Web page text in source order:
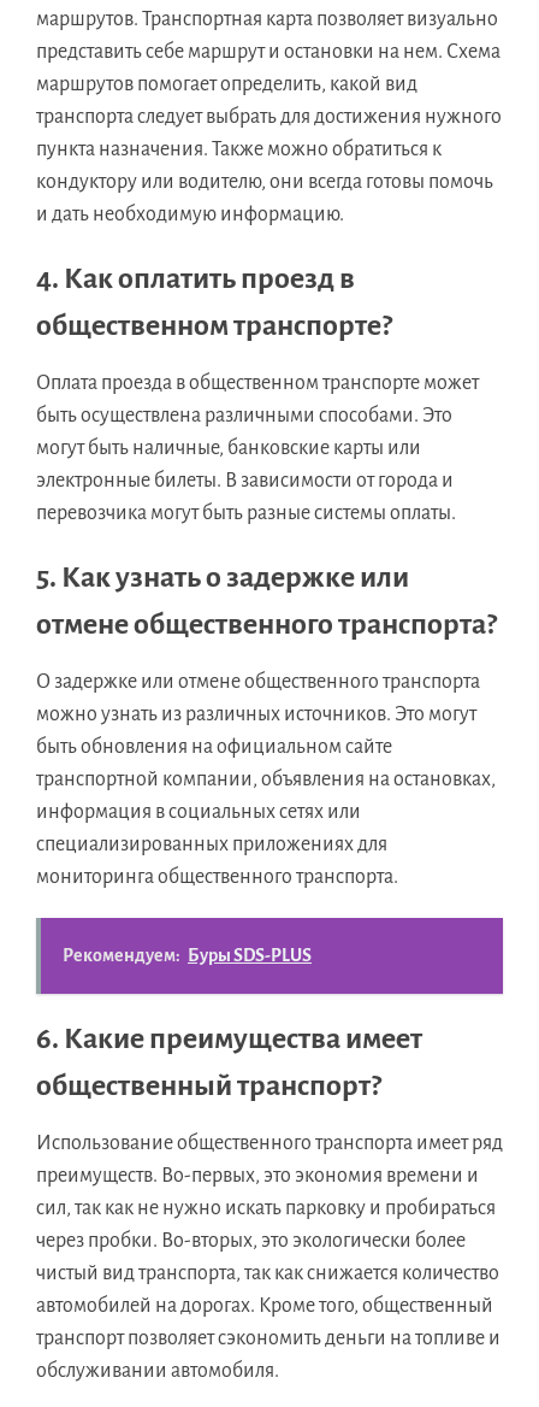
маршрутов. Транспортная карта позволяет визуально
представить себе маршрут и остановки на нем. Схема
маршрутов помогает определить, какой вид
транспорта следует выбрать для достижения нужного
пункта назначения. Также можно обратиться к
кондуктору или водителю, они всегда готовы помочь
и дать необходимую информацию.
4. Как оплатить проезд в
общественном транспорте?
Оплата проезда в общественном транспорте может
быть осуществлена различными способами. Это
могут быть наличные, банковские карты или
электронные билеты. В зависимости от города и
перевозчика могут быть разные системы оплаты.
5. Как узнать о задержке или
отмене общественного транспорта?
О задержке или отмене общественного транспорта
можно узнать из различных источников. Это могут
быть обновления на официальном сайте
транспортной компании, объявления на остановках,
информация в социальных сетях или
специализированных приложениях для
мониторинга общественного транспорта.
Рекомендуем: Буры SDS-PLUS
6. Какие преимущества имеет
общественный транспорт?
Использование общественного транспорта имеет ряд
преимуществ. Во-первых, это экономия времени и
сил, так как не нужно искать парковку и пробираться
через пробки. Во-вторых, это экологически более
чистый вид транспорта, так как снижается количество
автомобилей на дорогах. Кроме того, общественный
транспорт позволяет сэкономить деньги на топливе и
обслуживании автомобиля.